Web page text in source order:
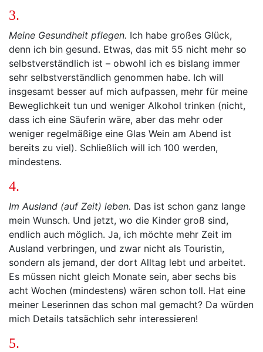
3.
Meine Gesundheit pflegen. Ich habe großes Glück,
denn ich bin gesund. Etwas, das mit 55 nicht mehr so
selbstverständlich ist – obwohl ich es bislang immer
sehr selbstverständlich genommen habe. Ich will
insgesamt besser auf mich aufpassen, mehr für meine
Beweglichkeit tun und weniger Alkohol trinken (nicht,
dass ich eine Säuferin wäre, aber das mehr oder
weniger regelmäßige eine Glas Wein am Abend ist
bereits zu viel). Schließlich will ich 100 werden,
mindestens.
4.
Im Ausland (auf Zeit) leben. Das ist schon ganz lange
mein Wunsch. Und jetzt, wo die Kinder groß sind,
endlich auch möglich. Ja, ich möchte mehr Zeit im
Ausland verbringen, und zwar nicht als Touristin,
sondern als jemand, der dort Alltag lebt und arbeitet.
Es müssen nicht gleich Monate sein, aber sechs bis
acht Wochen (mindestens) wären schon toll. Hat eine
meiner Leserinnen das schon mal gemacht? Da würden
mich Details tatsächlich sehr interessieren!
5.